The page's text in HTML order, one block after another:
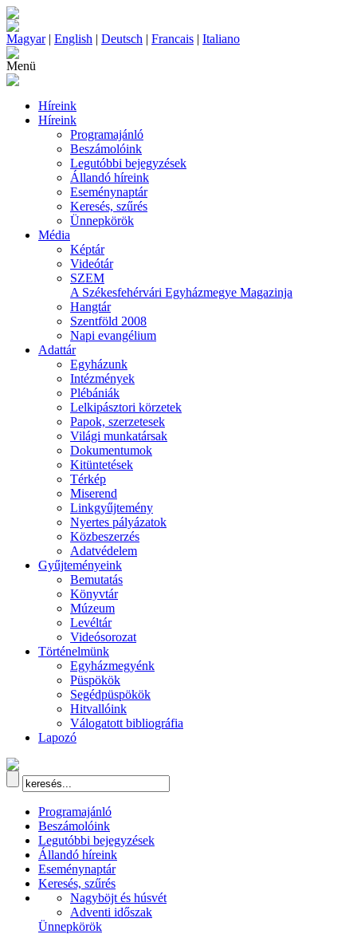
Magyar| English | Deutsch | Francais | Italiano
Menü
Híreink
Híreink
Programajánló
Beszámolóink
Legutóbbi bejegyzések
Állandó híreink
Eseménynaptár
Keresés, szűrés
Ünnepkörök
Média
Képtár
Videótár
SZEM
A Székesfehérvári Egyházmegye Magazinja
Hangtár
Szentföld 2008
Napi evangélium
Adattár
Egyházunk
Intézmények
Plébániák
Lelkipásztori körzetek
Papok, szerzetesek
Világi munkatársak
Dokumentumok
Kitüntetések
Térkép
Miserend
Linkgyűjtemény
Nyertes pályázatok
Közbeszerzés
Adatvédelem
Gyűjteményeink
Bemutatás
Könyvtár
Múzeum
Levéltár
Videósorozat
Történelmünk
Egyházmegyénk
Püspökök
Segédpüspökök
Hitvallóink
Válogatott bibliográfia
Lapozó
Programajánló
Beszámolóink
Legutóbbi bejegyzések
Állandó híreink
Eseménynaptár
Keresés, szűrés
Nagyböjt és húsvét
Adventi időszak
Ünnepkörök